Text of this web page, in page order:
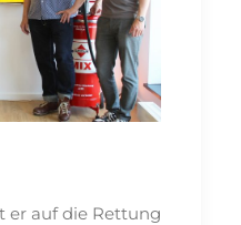
er auf die Rettung